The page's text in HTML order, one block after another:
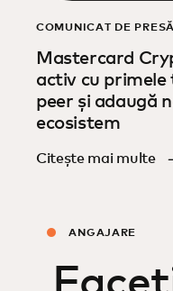
COMUNICAT DE PRESĂ
Mastercard
activ cu
peer și adaugă
ecosistem
Citește mai multe
ANGAJARE